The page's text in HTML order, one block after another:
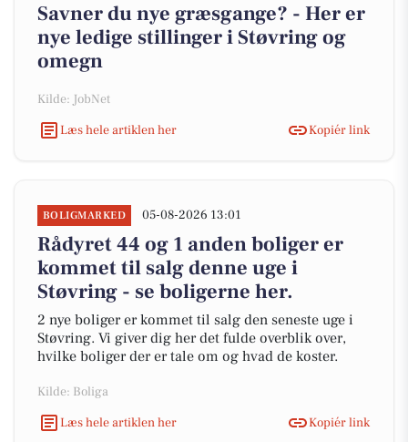
Savner du nye græsgange? - Her er
nye ledige stillinger i Støvring og
omegn
Kilde: JobNet
Læs hele artiklen her
Kopiér link
BOLIGMARKED 05-08-2026 13:01
Rådyret 44 og 1 anden boliger er
kommet til salg denne uge i
Støvring - se boligerne her.
2 nye boliger er kommet til salg den seneste uge i
Støvring. Vi giver dig her det fulde overblik over,
hvilke boliger der er tale om og hvad de koster.
Kilde: Boliga
Læs hele artiklen her
Kopiér link